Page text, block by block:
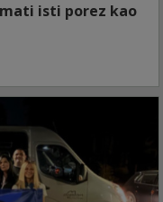
isti porez kao